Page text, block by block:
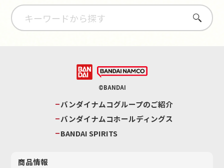
さがす
©BANDAI
バンダイナムコグループのご紹介
バンダイナムコホールディングス
BANDAI SPIRITS
商品情報